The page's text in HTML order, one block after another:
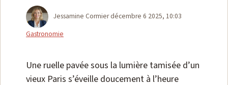
Jessamine Cormierdécembre 6 2025, 10:03
Gastronomie
Une ruelle pavée sous la lumière tamisée d’un
vieux Paris s’éveille doucement à l’heure